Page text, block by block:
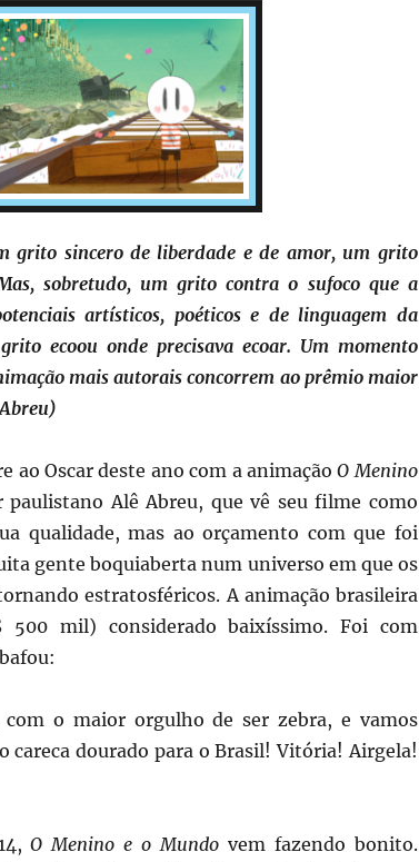
grito sincero de liberdade e de amor, um grito
sobretudo, um grito contra o sufoco que a
artísticos, poéticos e de linguagem da
ecoou onde precisava ecoar. Um momento
mais autorais concorrem ao prêmio maior
ao Oscar deste ano com a animaçãoO Menino
Alê Abreu, que vê seu filme como
qualidade, mas ao orçamento com que foi
gente boquiaberta num universo em que os
estratosféricos. A animação brasileira
500 mil) considerado baixíssimo. Foi com
o maior orgulho de ser zebra, e vamos
careca dourado para o Brasil! Vitória! Airgela!
O Menino e o Mundo vem fazendo bonito.